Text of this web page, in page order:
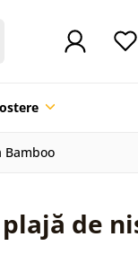
Bamboo
de